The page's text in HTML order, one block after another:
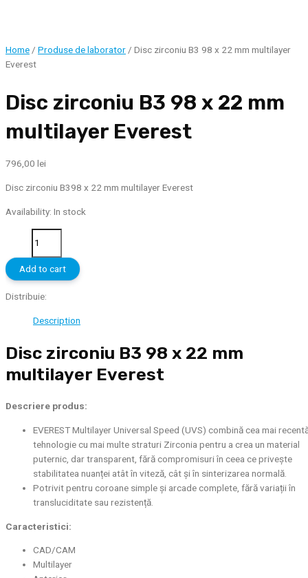
Home / Produse de laborator / Disc zirconiu B3 98 x 22 mm multilayer
Everest
Disc zirconiu B3 98 x 22 mm
multilayer Everest
796,00 lei
Disc zirconiu B398 x 22 mm multilayer Everest
Availability: In stock
zirconiu
B3
98
x
Everest
Add to cart
Distribuie:
Description
Disc zirconiu B3 98 x 22 mm
multilayer Everest
Descriere produs:
EVEREST Multilayer Universal Speed ​​(UVS) combină cea mai
tehnologie cu mai multe straturi Zirconia pentru a crea un material
puternic, dar transparent, fără compromisuri în ceea ce privește
stabilitatea nuanței atât în ​​​​viteză, cât și în sinterizarea normală.
Potrivit pentru coroane simple și arcade complete, fără variații în
transluciditate sau rezistență.
Caracteristici:
CAD/CAM
Multilayer